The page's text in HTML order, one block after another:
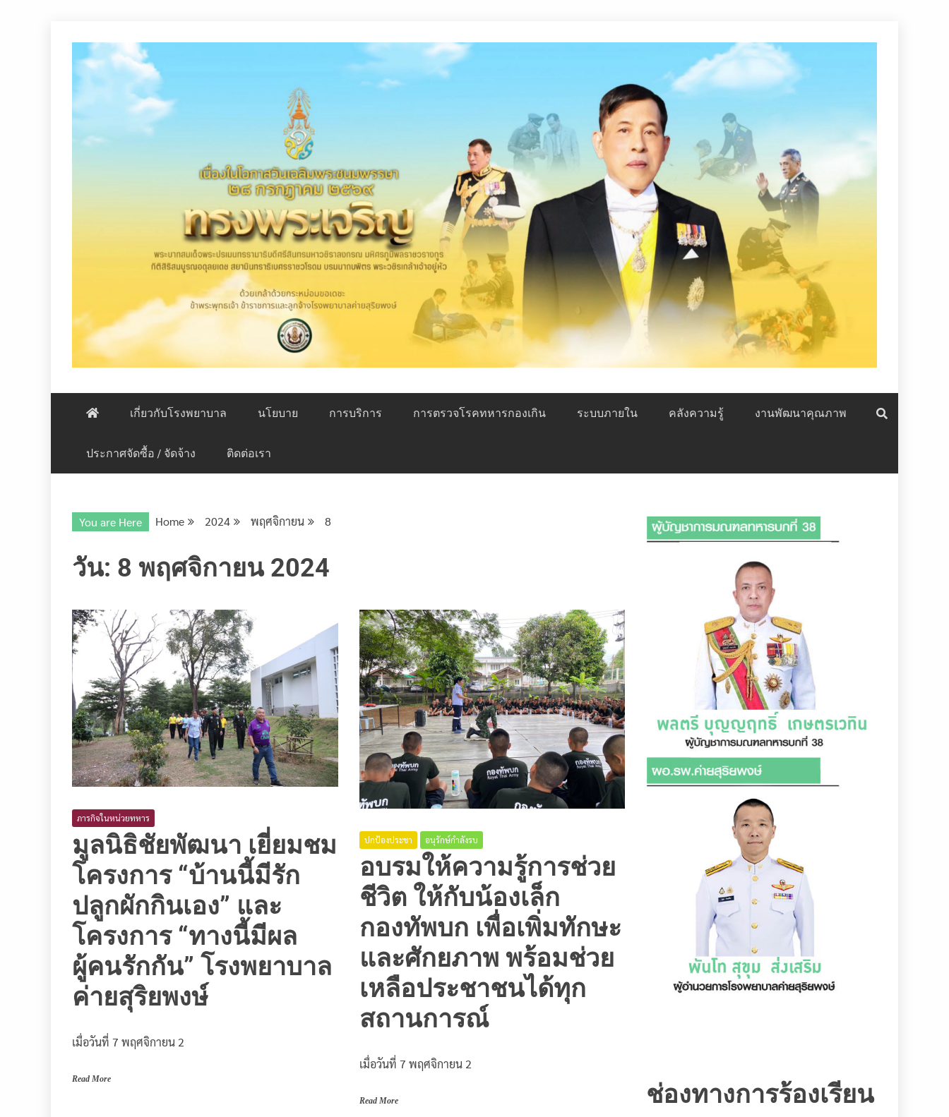
เกี่ยวกับโรงพยาบาล นโยบาย การบริการ การตรวจโรคทหารกองเกิน ระบบภายใน คลังความรู้ งานพัฒนาคุณภาพ
ประกาศจัดซื้อ / จัดจ้าง ติดต่อเรา
You are Here Home 2024 พฤศจิกายน 8
วัน: 8 พฤศจิกายน 2024
ภารกิจในหน่วยทหาร
มูลนิธิชัยพัฒนา เยี่ยมชม
โครงการ “บ้านนี้มีรัก
ปลูกผักกินเอง” และ
โครงการ “ทางนี้มีผล
ผู้คนรักกัน” โรงพยาบาล
ค่ายสุริยพงษ์
เมื่อวันที่ 7 พฤศจิกายน 2
Read More
ปกป้องประชา อนุรักษ์กำลังรบ
อบรมให้ความรู้การช่วย
ชีวิต ให้กับน้องเล็ก
กองทัพบก เพื่อเพิ่มทักษะ
และศักยภาพ พร้อมช่วย
เหลือประชาชนได้ทุก
สถานการณ์
เมื่อวันที่ 7 พฤศจิกายน 2
Read More
ช่องทางการร้องเรียน